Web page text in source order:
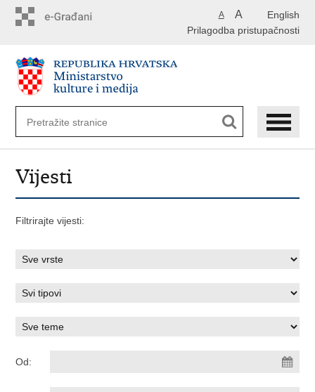
English
A A
Prilagodba pristupačnosti
Vijesti
Filtrirajte vijesti:
Od: